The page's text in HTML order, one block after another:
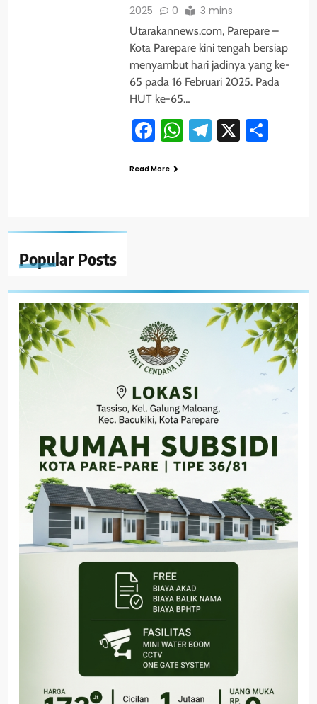
Popular Posts
2025
0 3 mins
Utarakannews.com, Parepare –
Kota Parepare kini tengah bersiap
menyambut hari jadinya yang ke-
65 pada 16 Februari 2025. Pada
HUT ke-65…
Facebook
WhatsApp
Telegram
X
Read More